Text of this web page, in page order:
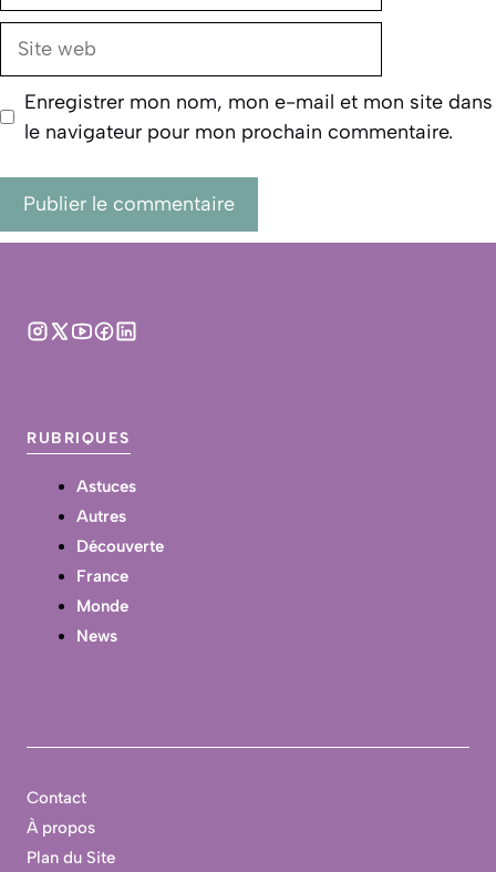
Site
Enregistrer mon nom, mon e-mail et mon site dans
le navigateur pour mon prochain commentaire.
RUBRIQUES
Astuces
Autres
Découverte
France
Monde
News
Contact
À propos
Plan du Site